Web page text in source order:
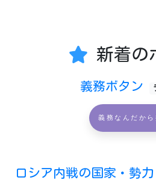
新着の
義務ボタン
義務なんだから
ロシア内戦の国家・勢